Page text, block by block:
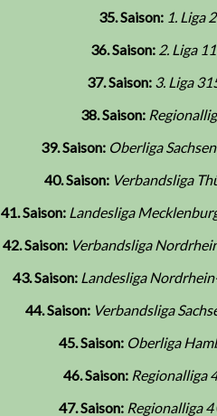
35. Saison: 1. Liga 2
36. Saison: 2. Liga
37. Saison: 3. Liga
38. Saison:
39. Saison: Oberliga
40. Saison: Verbandsliga
41. Saison: Landesliga
42. Saison: Verbandsliga
43. Saison: Landesliga
44. Saison: Verbandsliga
45. Saison: Oberliga
46. Saison: Regionalliga 4
47. Saison: Regionalliga 4